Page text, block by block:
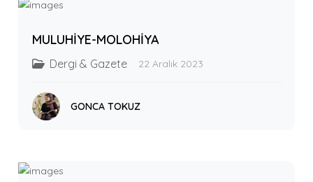
MULUHİYE-MOLOHİYA
Dergi & Gazete 22 Aralık 2023
GONCA TOKUZ